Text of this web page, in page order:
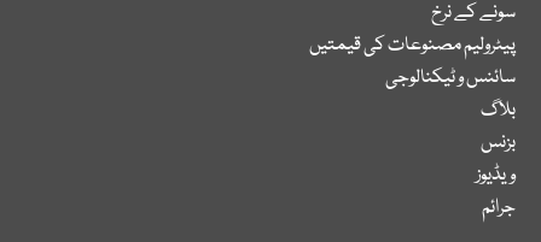
سونے کے نرخ
پیٹرولیم مصنوعات کی قیمتیں
سائنس و ٹیکنالوجی
بلاگ
بزنس
ویڈیوز
جرائم